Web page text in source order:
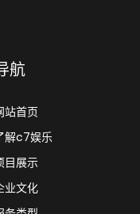
航
站首页
解c7娱乐
目展示
业文化